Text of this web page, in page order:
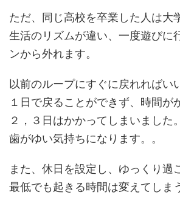
ただ、同じ高校を卒業した人は大
生活のリズムが違い、一度遊びに
ンから外れます。
以前のループにすぐに戻れればい
１日で戻ることができず、時間が
２，３日はかかってしまいました
歯がゆい気持ちになります。。
また、休日を設定し、ゆっくり過
最低でも起きる時間は変えてしま